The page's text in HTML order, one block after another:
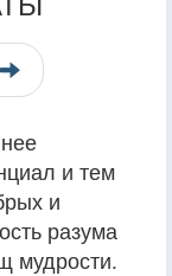
и тем
и
разума
мудрости.